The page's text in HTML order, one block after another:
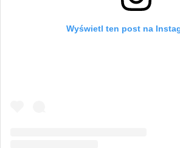
Wyświetl ten post na